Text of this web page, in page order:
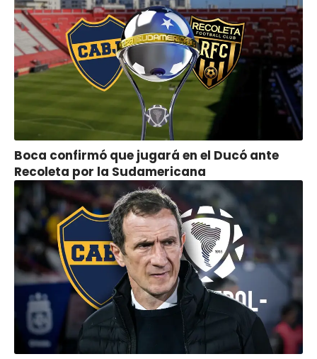
Boca confirmó que jugará en el Ducó ante
Recoleta por la Sudamericana